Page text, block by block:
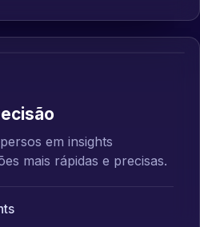
em insights
mais rápidas e precisas.